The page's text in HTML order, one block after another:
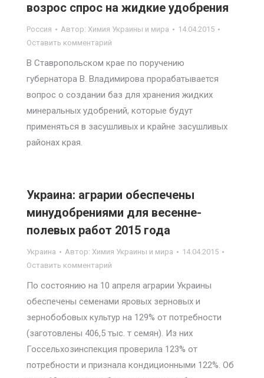
возрос спрос на жидкие удобрения
Россия Автор: Химия Украины и мира
14.04.2015
Оставить комментарий
В Ставропольском крае по поручению
губернатора В. Владимирова прорабатывается
вопрос о создании баз для хранения жидких
минеральных удобрений, которые будут
применяться в засушливых и крайне засушливых
районах края.
Украина: аграрии обеспечены
минудобрениями для весенне-
полевых работ 2015 года
Украина Автор: Химия Украины и мира
14.04.2015
Оставить комментарий
По состоянию на 10 апреля аграрии Украины
обеспечены семенами яровых зерновых и
зернобобовых культур на 129% от потребности
(заготовлены 406,5 тыс. т семян). Из них
Госсельхозинспекция проверила 123% от
потребности и признала кондиционными 122%. Об